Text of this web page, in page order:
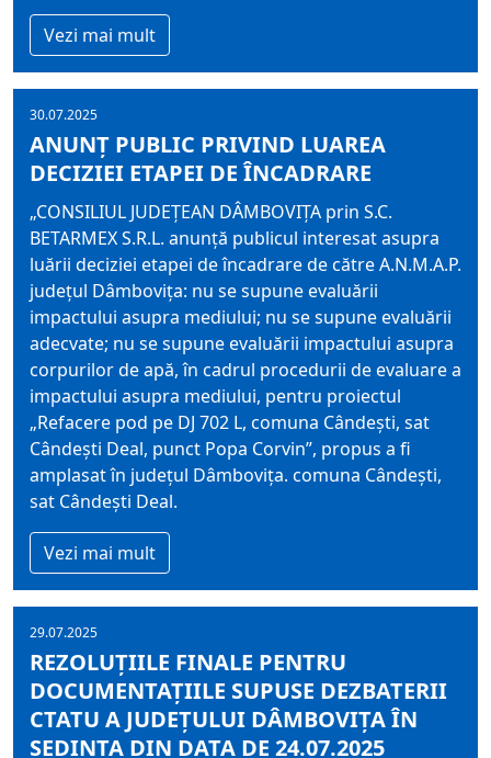
Vezi mai mult
30.07.2025
ANUNŢ PUBLIC PRIVIND LUAREA
DECIZIEI ETAPEI DE ÎNCADRARE
„CONSILIUL JUDEŢEAN DÂMBOVIŢA prin S.C.
BETARMEX S.R.L. anunţă publicul interesat asupra
luării deciziei etapei de încadrare de către A.N.M.A.P.
județul Dâmbovița: nu se supune evaluării
impactului asupra mediului; nu se supune evaluării
adecvate; nu se supune evaluării impactului asupra
corpurilor de apă, în cadrul procedurii de evaluare a
impactului asupra mediului, pentru proiectul
„Refacere pod pe DJ 702 L, comuna Cândești, sat
Cândești Deal, punct Popa Corvin”, propus a fi
amplasat în județul Dâmbovița. comuna Cândești,
sat Cândești Deal.
Vezi mai mult
29.07.2025
REZOLUȚIILE FINALE PENTRU
DOCUMENTAȚIILE SUPUSE DEZBATERII
CTATU A JUDEȚULUI DÂMBOVIȚA ÎN
ȘEDINȚA DIN DATA DE 24.07.2025